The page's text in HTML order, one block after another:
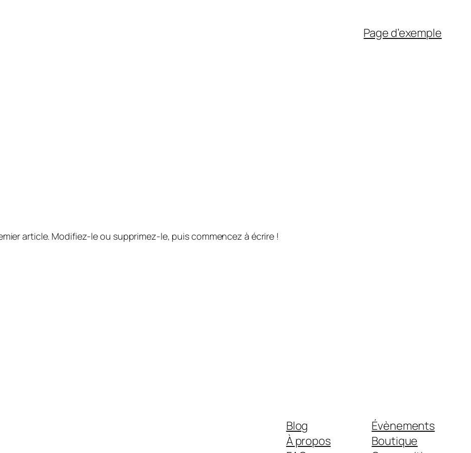
Page d’exemple
article. Modifiez-le ou supprimez-le, puis commencez à écrire !
Blog
À propos
Évènements
Boutique